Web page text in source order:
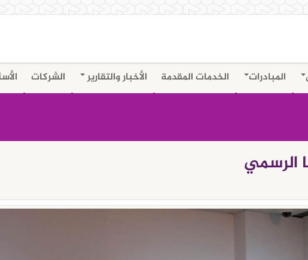
المبادرات الخدمات المقدمة الأخبار والتقارير الشركات